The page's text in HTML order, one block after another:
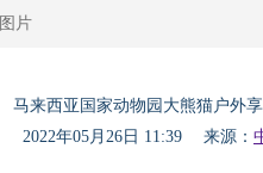
图片
马来西亚国家动物园大熊猫户外
2022年05月26日 11:39 来源：